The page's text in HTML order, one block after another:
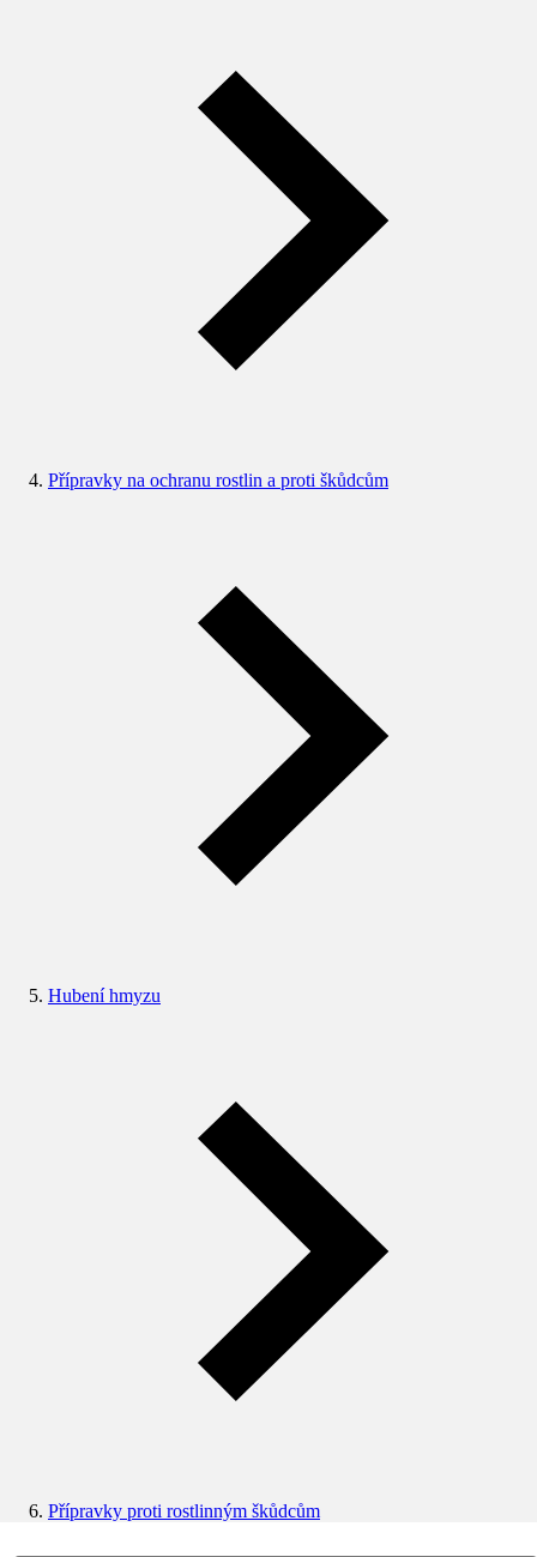
Přípravky na ochranu rostlin a proti škůdcům
Hubení hmyzu
Přípravky proti rostlinným škůdcům